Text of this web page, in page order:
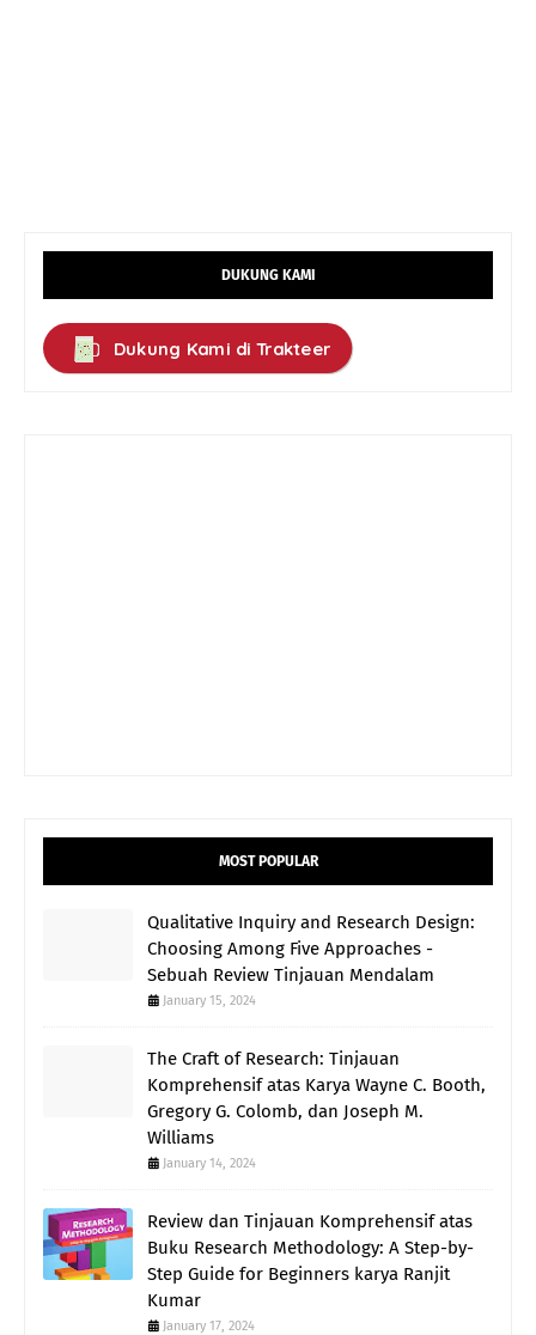
DUKUNG KAMI
Dukung Kami di Trakteer
MOST POPULAR
Qualitative Inquiry and Research Design:
Choosing Among Five Approaches -
Sebuah Review Tinjauan Mendalam
January 15, 2024
The Craft of Research: Tinjauan
Komprehensif atas Karya Wayne C. Booth,
Gregory G. Colomb, dan Joseph M.
Williams
January 14, 2024
Review dan Tinjauan Komprehensif atas
Buku Research Methodology: A Step-by-
Step Guide for Beginners karya Ranjit
Kumar
January 17, 2024